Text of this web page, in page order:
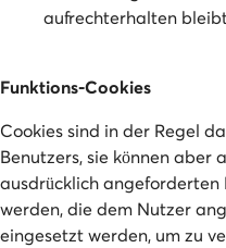
aufrechterhalten
Funktions-Cookies
Cookies sind in der Regel
Benutzers, sie können aber
ausdrücklich
werden, die dem Nutzer
eingesetzt werden, um zu